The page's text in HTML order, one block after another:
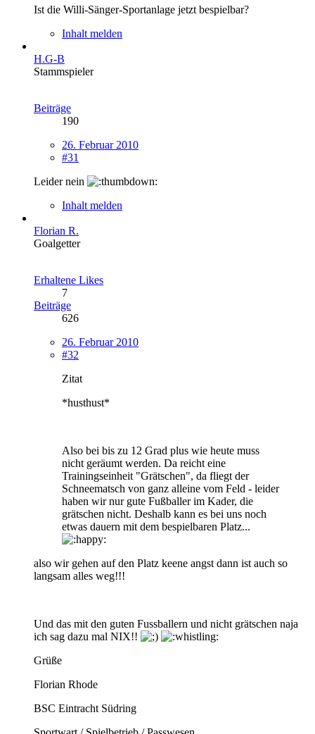
Ist die Willi-Sänger-Sportanlage jetzt bespielbar?
Inhalt melden
H.G-B
Stammspieler
Beiträge
190
26. Februar 2010
#31
Leider nein
Inhalt melden
Florian R.
Goalgetter
Erhaltene Likes
7
Beiträge
626
26. Februar 2010
#32
Zitat
*husthust*
Also bei bis zu 12 Grad plus wie heute muss
nicht geräumt werden. Da reicht eine
Trainingseinheit "Grätschen", da fliegt der
Schneematsch von ganz alleine vom Feld - leider
haben wir nur gute Fußballer im Kader, die
grätschen nicht. Deshalb kann es bei uns noch
etwas dauern mit dem bespielbaren Platz...
also wir gehen auf den Platz keene angst dann ist auch so
langsam alles weg!!!
Und das mit den guten Fussballern und nicht grätschen naja
ich sag dazu mal NIX!!
Grüße
Florian Rhode
BSC Eintracht Südring